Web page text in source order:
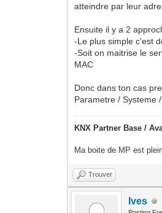
atteindre par leur
Ensuite il y a 2
-Le plus simple c'est
-Soit on maitrise le
MAC
Donc dans ton cas
Parametre / Systeme
KNX Partner Base /
Ma boite de MP est
Trouver
Ives